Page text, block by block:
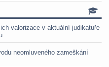
valorizace v aktuální judikatuře
neomluveného zameškání